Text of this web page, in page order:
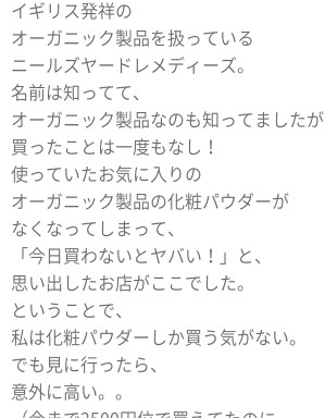
イギリス発祥の
オーガニック製品を扱っている
ニールズヤードレメディーズ。
名前は知ってて、
オーガニック製品なのも知ってましたが
買ったことは一度もなし！
使っていたお気に入りの
オーガニック製品の化粧パウダーが
なくなってしまって、
「今日買わないとヤバい！」と、
思い出したお店がここでした。
ということで、
私は化粧パウダーしか買う気がない。
でも見に行ったら、
意外に高い。。